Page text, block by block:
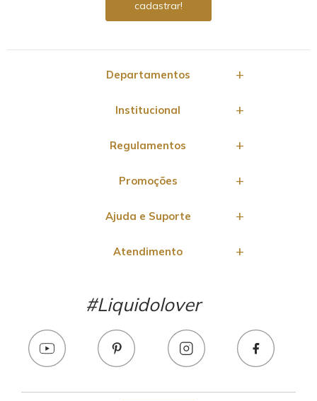
Departamentos
Institucional
Regulamentos
Promoções
Ajuda e Suporte
Atendimento
#Liquidolover